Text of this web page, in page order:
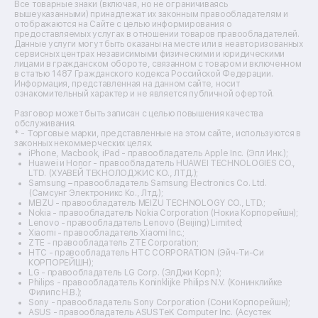
Ремонт пароварок
Ремонт микшерных пультов
Ремонт dj-пультов
Ремонт кухонных плит
Ремонт стедикамов
Ремонт оптических прицелов
Ремонт электровелосипедов
Ремонт видеокамер
Ремонт эхолотов
Ремонт 3d-принтеров
Ремонт прицелов ночного видения
Ремонт винных шкафов
Ремонт выпрямителей
Ремонт сушилок для рук
Ремонт дальномеров
Ремонт снегоуборщиков
Все товарные знаки (включая, но не ограничиваясь
вышеуказанными) принадлежат их законным правообладателям и
отображаются на Сайте с целью информирования о
предоставляемых услугах в отношении товаров правообладателей.
Данные услуги могут быть оказаны на месте или в неавторизованных
сервисных центрах независимыми физическими и юридическими
лицами в гражданском обороте, связанном с товаром и включенном
в статью 1487 Гражданского кодекса Российской Федерации.
Информация, представленная на данном сайте, носит
ознакомительный характер и не является публичной офертой.
Разговор может быть записан с целью повышения качества
обслуживания.
* - Торговые марки, представленные на этом сайте, используются в
законных некоммерческих целях.
iPhone, Macbook, iPad - правообладатель Apple Inc. (Эпл Инк.);
Huawei и Honor - правообладатель HUAWEI TECHNOLOGIES CO.,
LTD. (ХУАВЕЙ ТЕКНОЛОДЖИС КО., ЛТД.);
Samsung – правообладатель Samsung Electronics Co. Ltd.
(Самсунг Электроникс Ко., Лтд.);
MEIZU - правообладатель MEIZU TECHNOLOGY CO., LTD.;
Nokia - правообладатель Nokia Corporation (Нокиа Корпорейшн);
Lenovo - правообладатель Lenovo (Beijing) Limited;
Xiaomi - правообладатель Xiaomi Inc.;
ZTE - правообладатель ZTE Corporation;
HTC - правообладатель HTC CORPORATION (Эйч-Ти-Си
КОРПОРЕЙШН);
LG - правообладатель LG Corp. (ЭлДжи Корп.);
Philips - правообладатель Koninklijke Philips N.V. (Конинклийке
Филипс Н.В.);
Sony - правообладатель Sony Corporation (Сони Корпорейшн);
ASUS - правообладатель ASUSTeK Computer Inc. (Асустек